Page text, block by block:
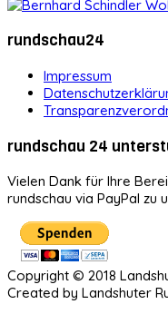
rundschau24
Impressum
rundschau 24
Vielen Dank für Ihre
rundschau via PayPal zu
Copyright © 2018
Created by Landshuter